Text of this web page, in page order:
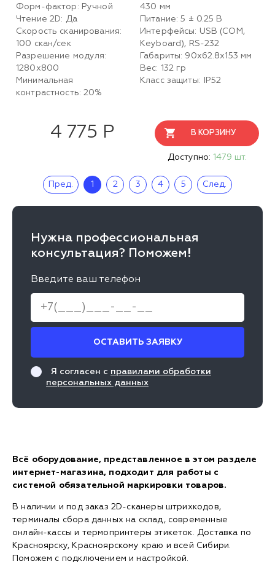
Форм-фактор: Ручной
Чтение 2D: Да
Скорость сканирования:
100 скан/сек
Разрешение модуля:
1280х800
Минимальная
контрастность: 20%
430 мм
Питание: 5 ± 0.25 В
Интерфейсы: USB (COM,
Keyboard), RS-232
Габариты: 90х62.8х153 мм
Вес: 132 гр
Класс защиты: IP52
4 775 Р В КОРЗИНУ
Доступно: 1479 шт.
Пред. 1 2 3 4 5 След.
Нужна профессиональная
консультация? Поможем!
Введите ваш телефон
ОСТАВИТЬ ЗАЯВКУ
Я согласен с правилами обработки
персональных данных
Всё оборудование, представленное в этом разделе
интернет-магазина, подходит для работы с
системой обязательной маркировки товаров.
В наличии и под заказ 2D-сканеры штрихкодов,
терминалы сбора данных на склад, современные
онлайн-кассы и термопринтеры этикеток. Доставка по
Красноярску, Красноярскому краю и всей Сибири.
Поможем с подключением и настройкой.